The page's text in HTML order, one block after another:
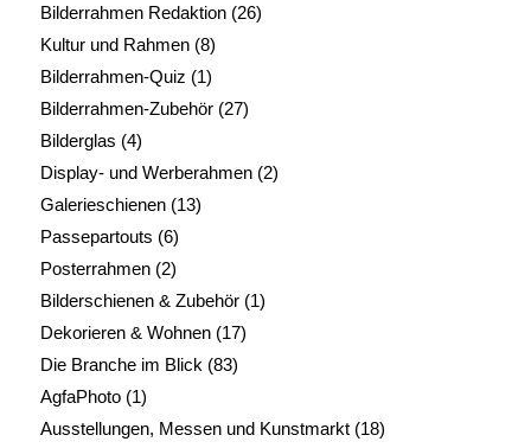
Bilderrahmen Redaktion(26)
Kultur und Rahmen(8)
Bilderrahmen-Quiz (1)
Bilderrahmen-Zubehör(27)
Bilderglas (4)
Display- und Werberahmen(2)
Galerieschienen(13)
Passepartouts (6)
Posterrahmen(2)
Bilderschienen & Zubehör(1)
Dekorieren & Wohnen(17)
Die Branche im Blick (83)
AgfaPhoto(1)
Ausstellungen, Messen und Kunstmarkt(18)